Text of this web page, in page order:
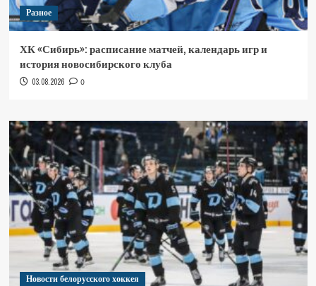
Разное
ХК «Сибирь»: расписание матчей, календарь игр и
история новосибирского клуба
03.08.2026 0
Новости белорусского хоккея